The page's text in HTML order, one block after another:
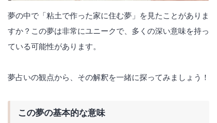
夢の中で「粘土で作った家に住む夢」を見たことがありま
すか？この夢は非常にユニークで、多くの深い意味を持っ
ている可能性があります。
夢占いの観点から、その解釈を一緒に探ってみましょう！
この夢の基本的な意味